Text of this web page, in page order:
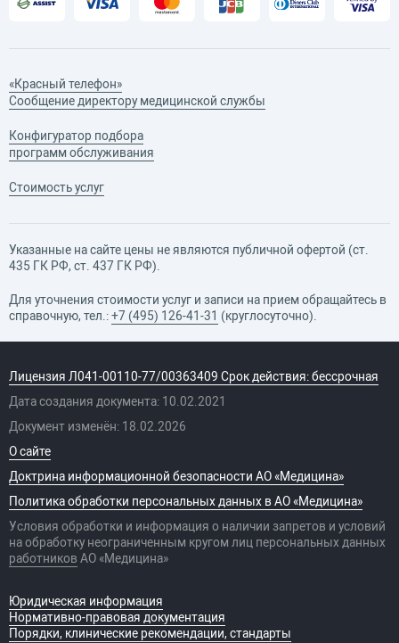
«Красный телефон»
Сообщение директору медицинской службы
Конфигуратор подбора
программ обслуживания
Стоимость услуг
Указанные на сайте цены не являются публичной офертой (ст.
435 ГК РФ, cт. 437 ГК РФ).
Для уточнения стоимости услуг и записи на прием обращайтесь в
справочную, тел.:+7 (495) 126-41-31 (круглосуточно).
Лицензия Л041-00110-77/00363409 Срок действия: бессрочная
Дата создания документа: 10.02.2021
Документ изменён: 18.02.2026
О сайте
Доктрина информационной безопасности АО «Медицина»
Политика обработки персональных данных в АО «Медицина»
Условия обработки и информация о наличии запретов и условий
на обработку неограниченным кругом лиц персональных данных
работников АО «Медицина»
Юридическая информация
Нормативно-правовая документация
Порядки, клинические рекомендации, стандарты